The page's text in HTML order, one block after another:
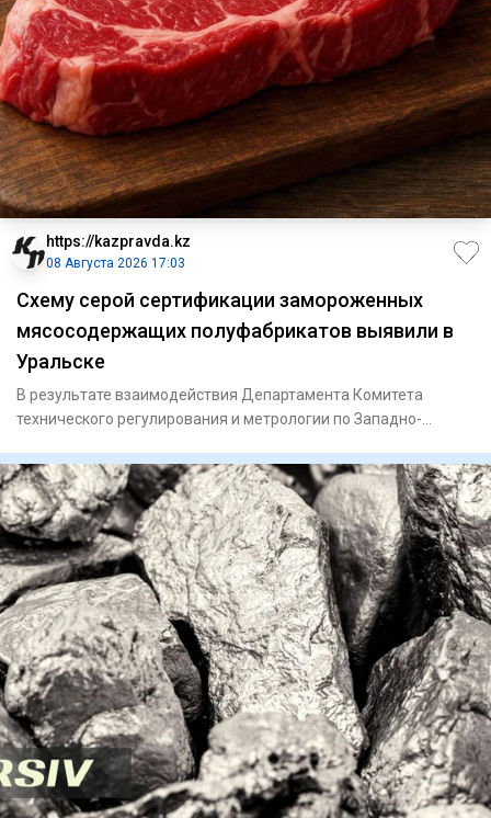
https://kazpravda.kz
08 Августа 2026 17:03
Схему серой сертификации замороженных
мясосодержащих полуфабрикатов выявили в
Уральске
В результате взаимодействия Департамента Комитета
технического регулирования и метрологии по Западно-